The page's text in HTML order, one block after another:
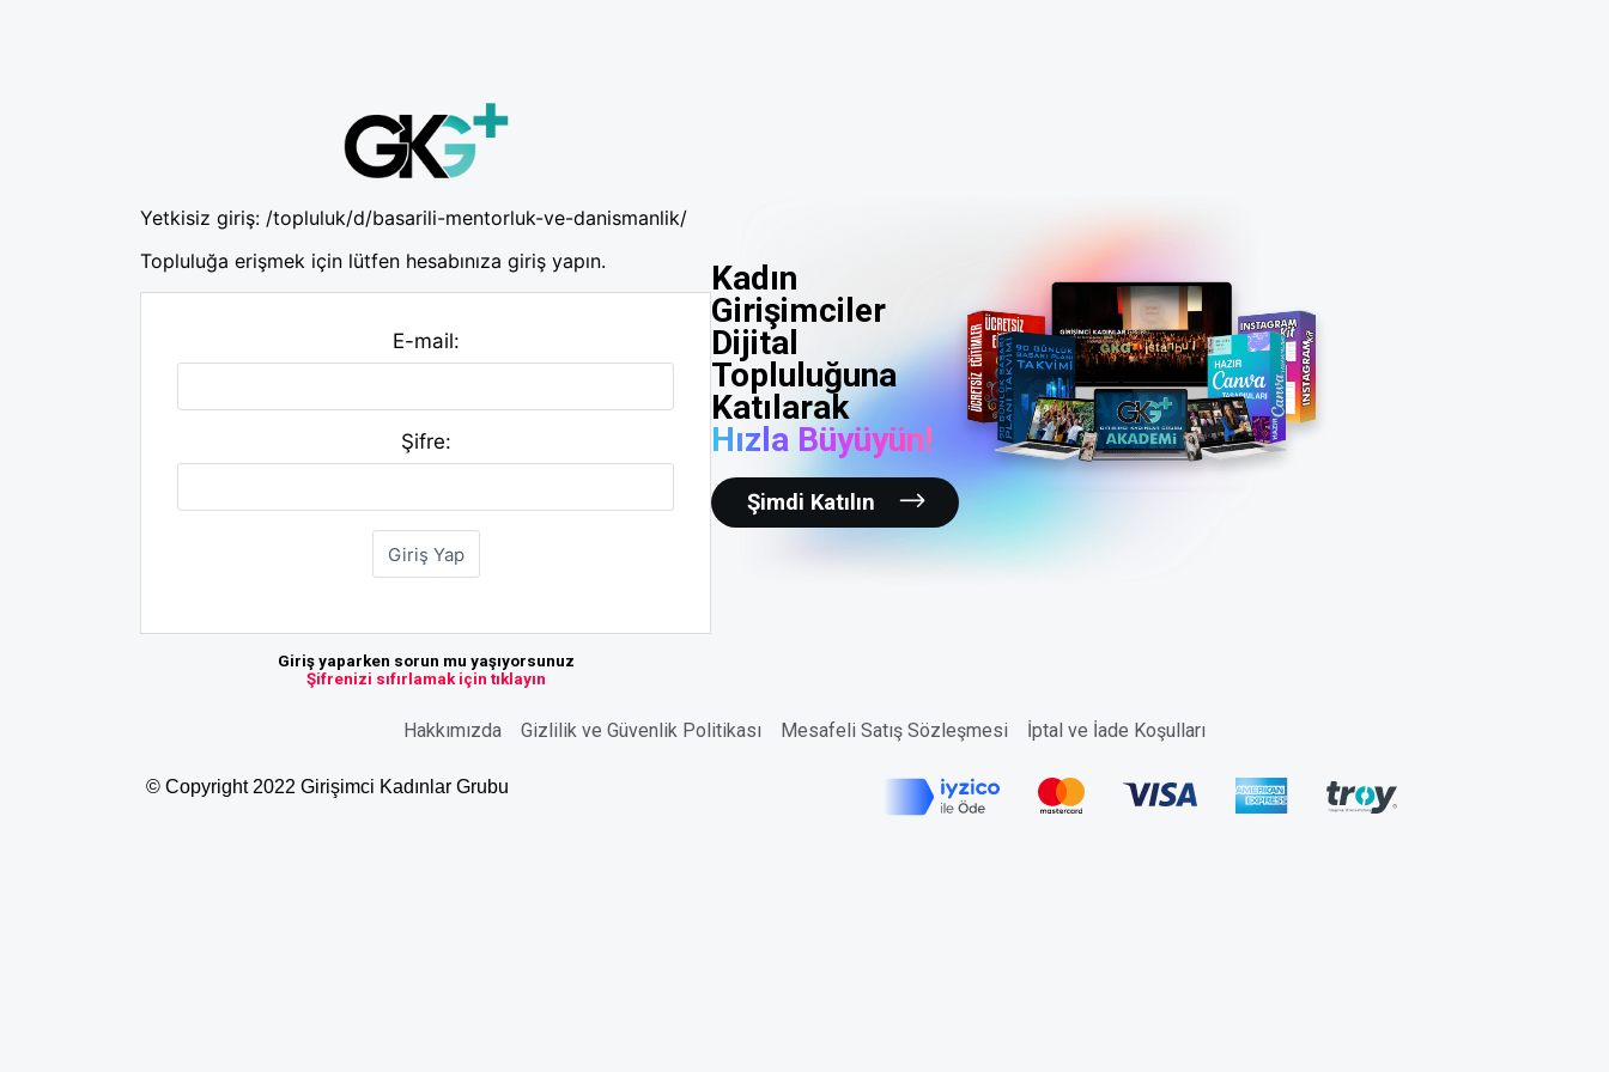
Yetkisiz giriş: /topluluk/d/basarili-mentorluk-ve-danismanlik/
Topluluğa erişmek için lütfen hesabınıza giriş yapın.
E-mail:
Şifre:
Giriş yaparken sorun mu yaşıyorsunuz
Şifrenizi sıfırlamak için tıklayın
Kadın
Girişimciler
Dijital
Topluluğuna
Katılarak
Hızla Büyüyün!
Şimdi Katılın
Hakkımızda Gizlilik ve Güvenlik Politikası Mesafeli Satış Sözleşmesi İptal ve İade Koşulları
© Copyright 2022 Girişimci Kadınlar Grubu